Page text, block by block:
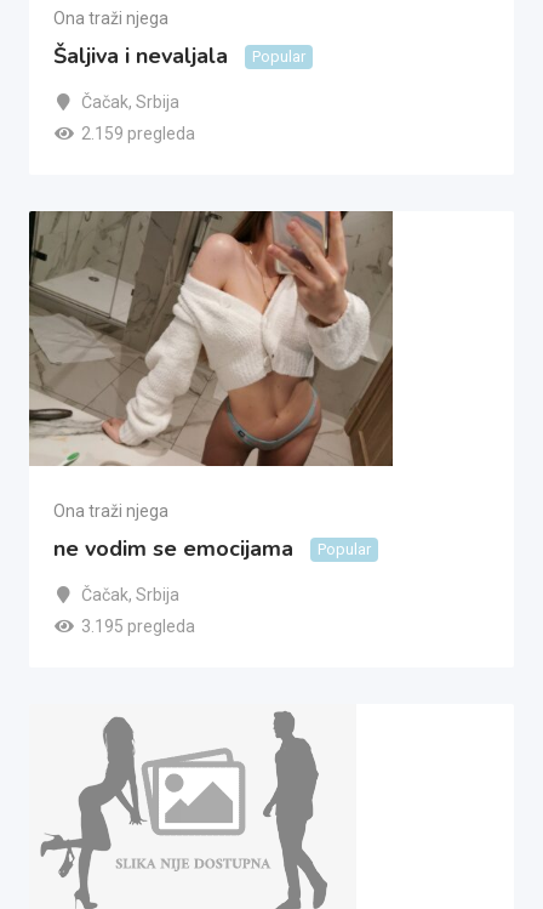
Ona traži njega
Šaljiva i nevaljala Popular
Čačak, Srbija
2.159 pregleda
Ona traži njega
ne vodim se emocijama Popular
Čačak, Srbija
3.195 pregleda